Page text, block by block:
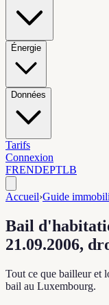
Énergie
Données
Tarifs
Connexion
FRENDEPTLB
Accueil›Guide
Bail
21.09.2006,
Tout ce que bailleur et
bail au Luxembourg.